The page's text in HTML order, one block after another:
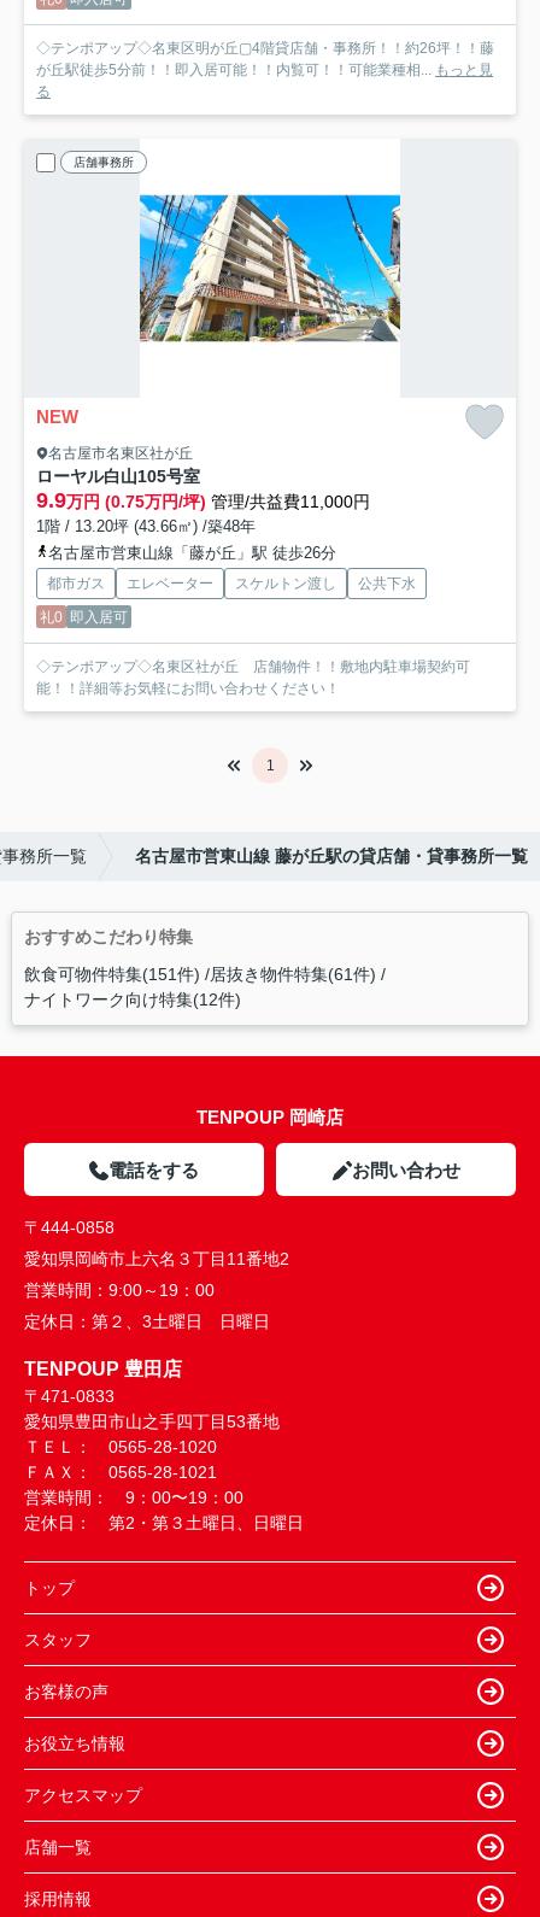
◇テンポアップ◇名東区明が丘▢4階貸店舗・事務所！！約26坪！！藤
が丘駅徒歩5分前！！即入居可能！！内覧可！！可能業種相... もっと見
る
店舗事務所
NEW
名古屋市名東区社が丘
ローヤル白山105号室
9.9万円 (0.75万円/坪) 管理/共益費11,000円
1階 / 13.20坪 (43.66㎡) /築48年
名古屋市営東山線「藤が丘」駅 徒歩26分
都市ガス エレベーター スケルトン渡し
公共下水
礼0 即入居可
◇テンポアップ◇名東区社が丘 店舗物件！！敷地内駐車場契約可
能！！詳細等お気軽にお問い合わせください！
1
務所一覧 名古屋市営東山線 藤が丘駅の貸店舗・貸事務所一覧
おすすめこだわり特集
飲食可物件特集(151件) 居抜き物件特集(61件)
ナイトワーク向け特集(12件)
TENPOUP 岡崎店
電話をする お問い合わせ
〒444-0858
愛知県岡崎市上六名３丁目11番地2
営業時間： 9:00～19：00
定休日： 第２、3土曜日 日曜日
TENPOUP 豊田店
〒471-0833
愛知県豊田市山之手四丁目53番地
ＴＥＬ： 0565-28-1020
ＦＡＸ： 0565-28-1021
営業時間： 9：00〜19：00
定休日： 第2・第３土曜日、日曜日
トップ
スタッフ
お客様の声
お役立ち情報
アクセスマップ
店舗一覧
採用情報